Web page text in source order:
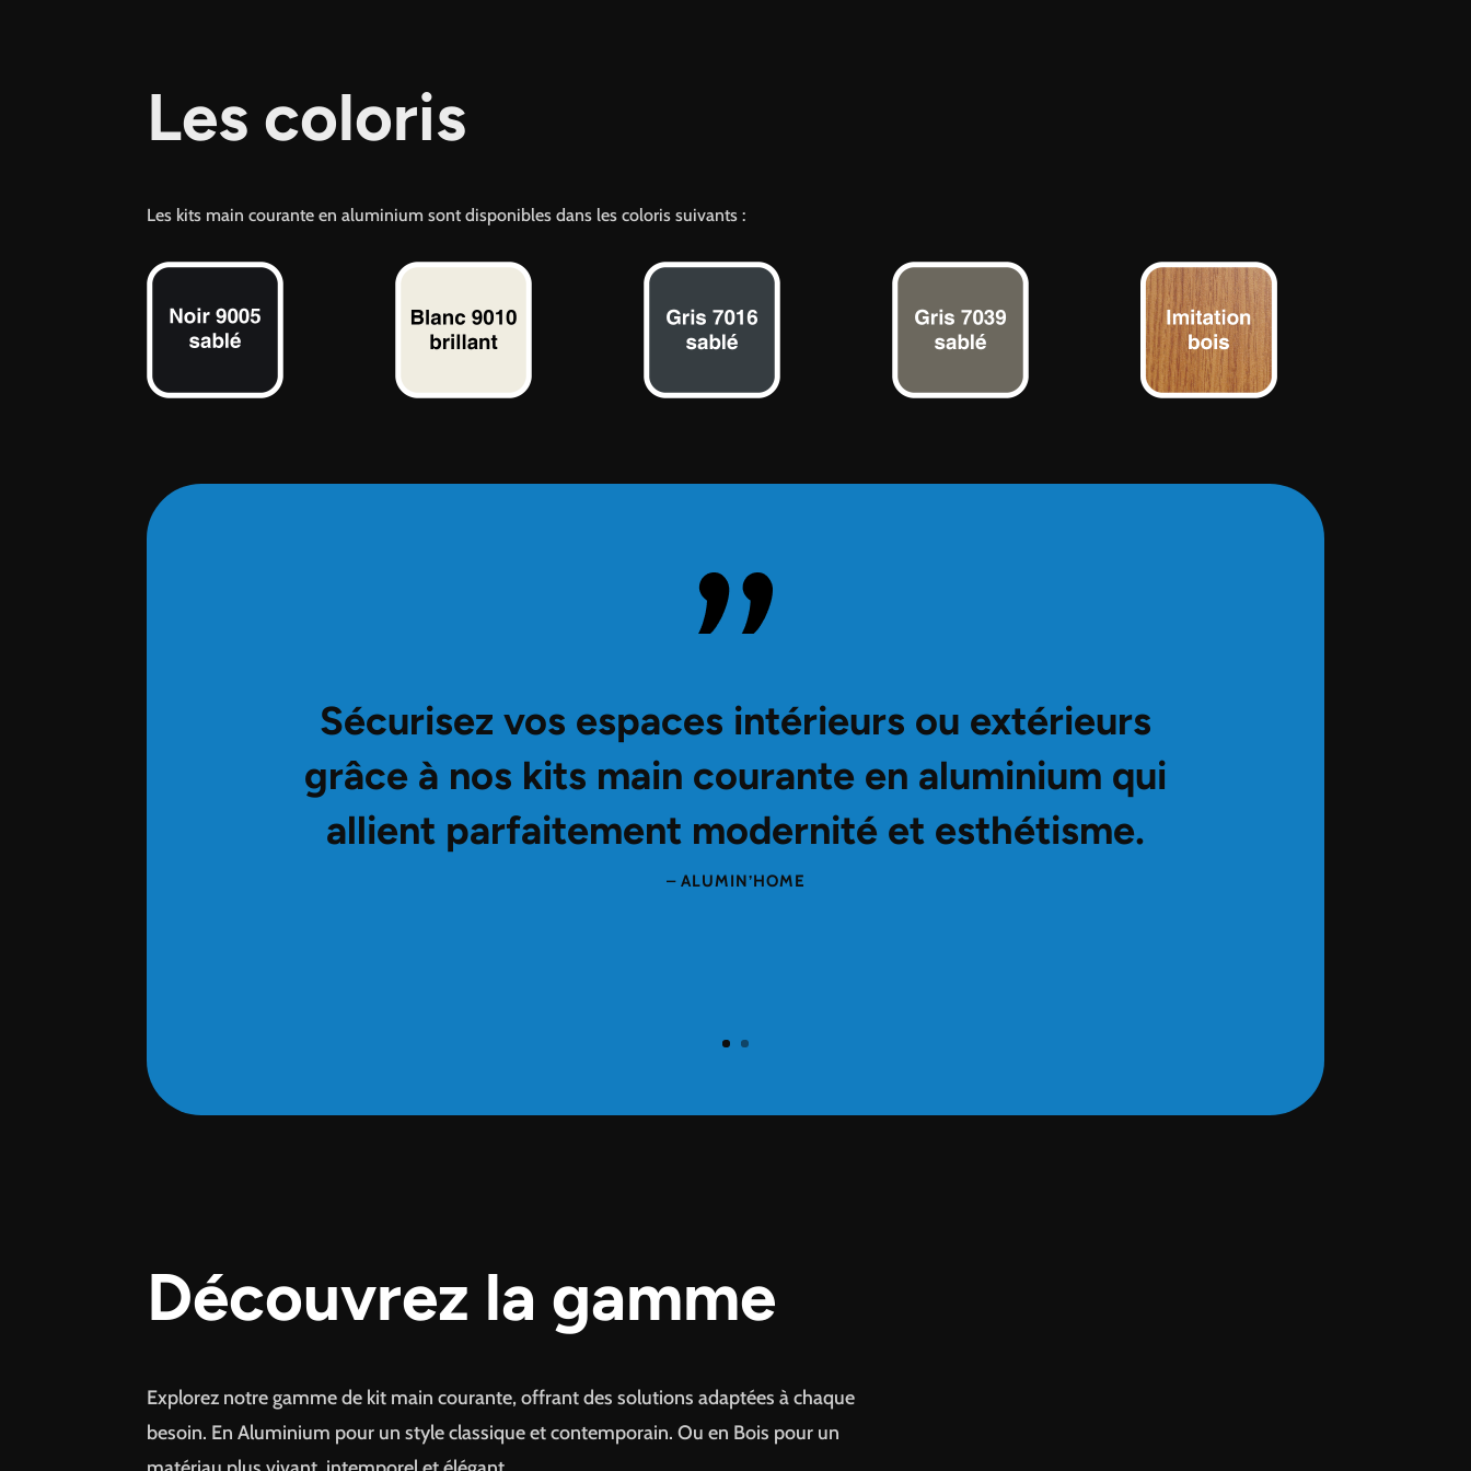
Les coloris
Les kits main courante en aluminium sont disponibles dans les coloris suivants :
Sécurisez vos espaces intérieurs ou extérieurs
grâce à nos kits main courante en aluminium qui
allient parfaitement modernité et esthétisme.
– ALUMIN’HOME
Découvrez la gamme
Explorez notre gamme de kit main courante, offrant des solutions adaptées à chaque
besoin. En Aluminium pour un style classique et contemporain. Ou en Bois pour un